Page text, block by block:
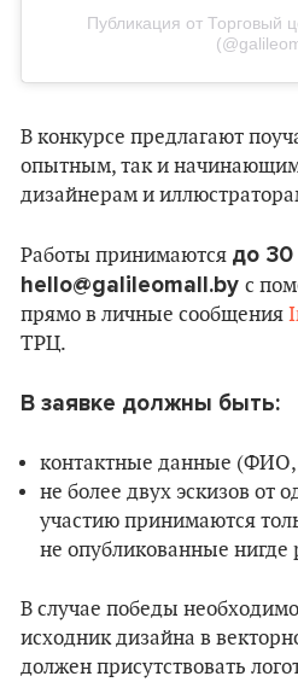
Публикация от Торговый
В конкурсе предлагают
опытным, так и
дизайнерам и
Работы принимаются до 30
hello@galileomall.by с
прямо в личные сообщения
ТРЦ.
В заявке должны быть:
контактные данные (ФИО,
не более двух эскизов от
участию принимаются
не опубликованные нигде
В случае победы
исходник дизайна в
должен присутствовать